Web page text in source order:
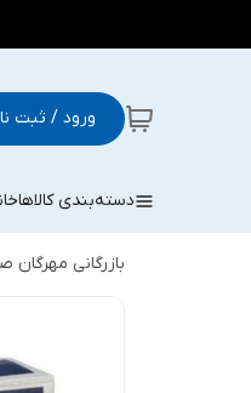
ورود / ثبت
دسته‌بندی کالاها
بازرگانی